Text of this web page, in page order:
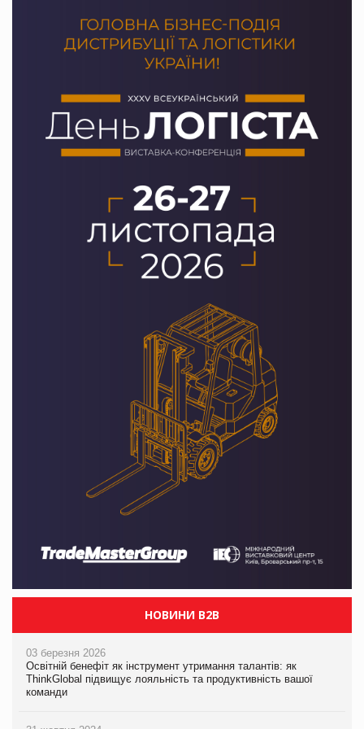
НОВИНИ B2B
03 березня 2026
Освітній бенефіт як інструмент утримання талантів: як
ThinkGlobal підвищує лояльність та продуктивність вашої
команди